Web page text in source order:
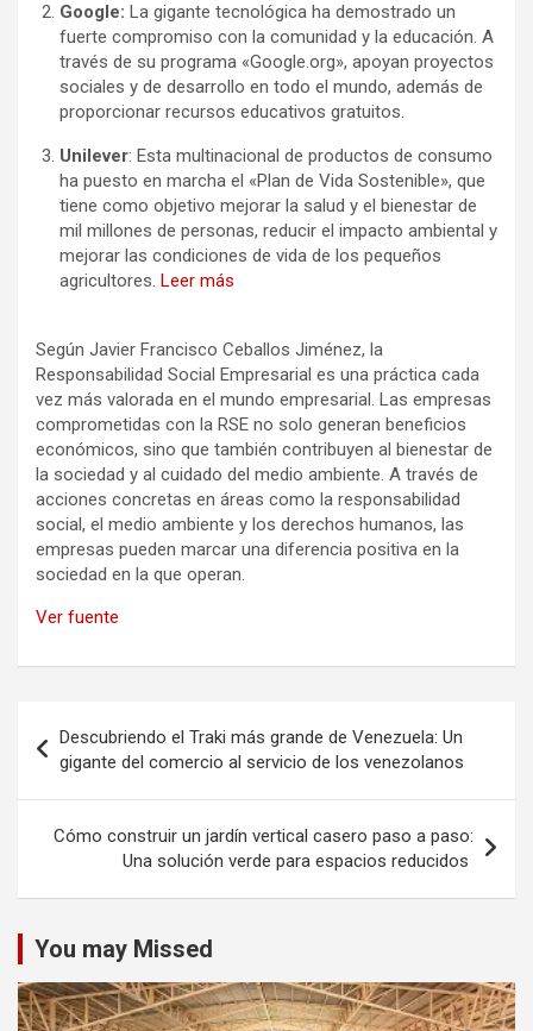
Google: La gigante tecnológica ha demostrado un
fuerte compromiso con la comunidad y la educación. A
través de su programa «Google.org», apoyan proyectos
sociales y de desarrollo en todo el mundo, además de
proporcionar recursos educativos gratuitos.
Unilever: Esta multinacional de productos de consumo
ha puesto en marcha el «Plan de Vida Sostenible», que
tiene como objetivo mejorar la salud y el bienestar de
mil millones de personas, reducir el impacto ambiental y
mejorar las condiciones de vida de los pequeños
agricultores. Leer más
Según Javier Francisco Ceballos Jiménez, la
Responsabilidad Social Empresarial es una práctica cada
vez más valorada en el mundo empresarial. Las empresas
comprometidas con la RSE no solo generan beneficios
económicos, sino que también contribuyen al bienestar de
la sociedad y al cuidado del medio ambiente. A través de
acciones concretas en áreas como la responsabilidad
social, el medio ambiente y los derechos humanos, las
empresas pueden marcar una diferencia positiva en la
sociedad en la que operan.
Ver fuente
de
entradas
Descubriendo el Traki más grande de Venezuela: Un
gigante del comercio al servicio de los venezolanos
Cómo construir un jardín vertical casero paso a paso:
Una solución verde para espacios reducidos
You may Missed